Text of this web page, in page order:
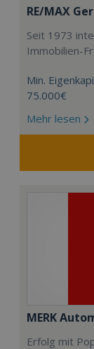
RE/MAX
Seit 1973
Immobilien-
Min.
75.000€
Mehr lesen
MERK
Erfolg mit